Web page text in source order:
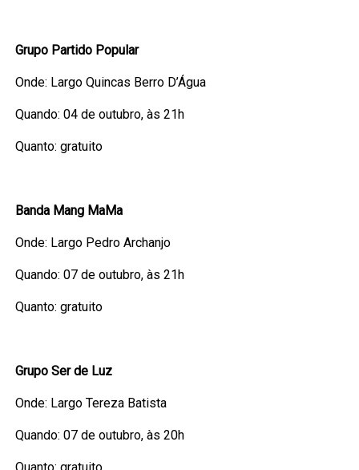
Grupo Partido Popular
Onde: Largo Quincas Berro D’Água
Quando: 04 de outubro, às 21h
Quanto: gratuito
Banda Mang MaMa
Onde: Largo Pedro Archanjo
Quando: 07 de outubro, às 21h
Quanto: gratuito
Grupo Ser de Luz
Onde: Largo Tereza Batista
Quando: 07 de outubro, às 20h